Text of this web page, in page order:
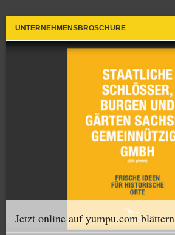
UNTERNEHMENSBROSCHÜRE
Jetzt online auf yumpu.com blättern